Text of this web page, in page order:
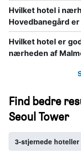
Hvilket hotel i
Hovedbanegård
Hvilket hotel er
nærheden af
Find bedre
Seoul Tower
3-stjernede hoteller